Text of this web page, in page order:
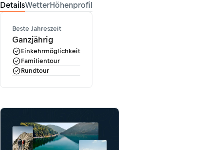
DetailsWetterHöhenprofil
Beste Jahreszeit
Ganzjährig
Einkehrmöglichkeit
Familientour
Rundtour